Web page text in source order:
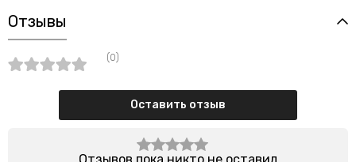
Отзывы
(0)
Оставить отзыв